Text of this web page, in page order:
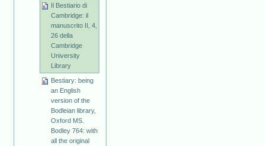
Il Bestiario di
Cambridge: il
manuscrito II, 4,
26 della
Cambridge
University
Library
Bestiary: being
an English
version of the
Bodleian library,
Oxford MS.
Bodley 764: with
all the original